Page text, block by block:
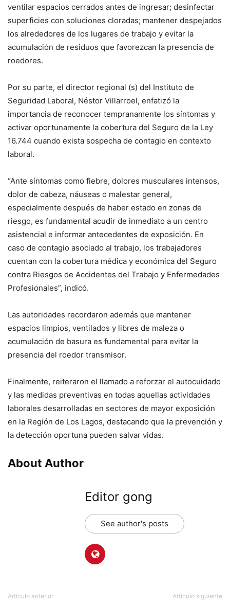
ventilar espacios cerrados antes de ingresar; desinfectar
superficies con soluciones cloradas; mantener despejados
los alrededores de los lugares de trabajo y evitar la
acumulación de residuos que favorezcan la presencia de
roedores.
Por su parte, el director regional (s) del Instituto de
Seguridad Laboral, Néstor Villarroel, enfatizó la
importancia de reconocer tempranamente los síntomas y
activar oportunamente la cobertura del Seguro de la Ley
16.744 cuando exista sospecha de contagio en contexto
laboral.
“Ante síntomas como fiebre, dolores musculares intensos,
dolor de cabeza, náuseas o malestar general,
especialmente después de haber estado en zonas de
riesgo, es fundamental acudir de inmediato a un centro
asistencial e informar antecedentes de exposición. En
caso de contagio asociado al trabajo, los trabajadores
cuentan con la cobertura médica y económica del Seguro
contra Riesgos de Accidentes del Trabajo y Enfermedades
Profesionales”, indicó.
Las autoridades recordaron además que mantener
espacios limpios, ventilados y libres de maleza o
acumulación de basura es fundamental para evitar la
presencia del roedor transmisor.
Finalmente, reiteraron el llamado a reforzar el autocuidado
y las medidas preventivas en todas aquellas actividades
laborales desarrolladas en sectores de mayor exposición
en la Región de Los Lagos, destacando que la prevención y
la detección oportuna pueden salvar vidas.
About Author
Editor gong
See author's posts
Artículo anterior Artículo siguiente